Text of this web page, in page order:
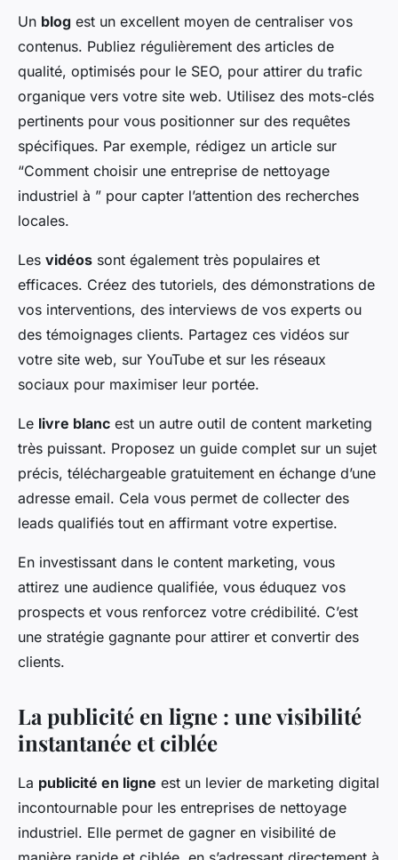
Un blog est un excellent moyen de centraliser vos
contenus. Publiez régulièrement des articles de
qualité, optimisés pour le SEO, pour attirer du trafic
organique vers votre site web. Utilisez des mots-clés
pertinents pour vous positionner sur des requêtes
spécifiques. Par exemple, rédigez un article sur
“Comment choisir une entreprise de nettoyage
industriel à ” pour capter l’attention des recherches
locales.
Les vidéos sont également très populaires et
efficaces. Créez des tutoriels, des démonstrations de
vos interventions, des interviews de vos experts ou
des témoignages clients. Partagez ces vidéos sur
votre site web, sur YouTube et sur les réseaux
sociaux pour maximiser leur portée.
Le livre blanc est un autre outil de content marketing
très puissant. Proposez un guide complet sur un sujet
précis, téléchargeable gratuitement en échange d’une
adresse email. Cela vous permet de collecter des
leads qualifiés tout en affirmant votre expertise.
En investissant dans le content marketing, vous
attirez une audience qualifiée, vous éduquez vos
prospects et vous renforcez votre crédibilité. C’est
une stratégie gagnante pour attirer et convertir des
clients.
La publicité en ligne : une visibilité
instantanée et ciblée
La publicité en ligne est un levier de marketing digital
incontournable pour les entreprises de nettoyage
industriel. Elle permet de gagner en visibilité de